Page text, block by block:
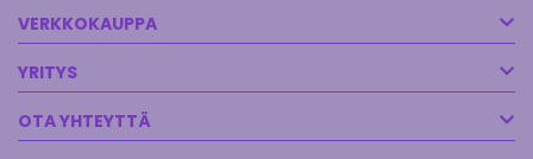
VERKKOKAUPPA
YRITYS
OTA YHTEYTTÄ